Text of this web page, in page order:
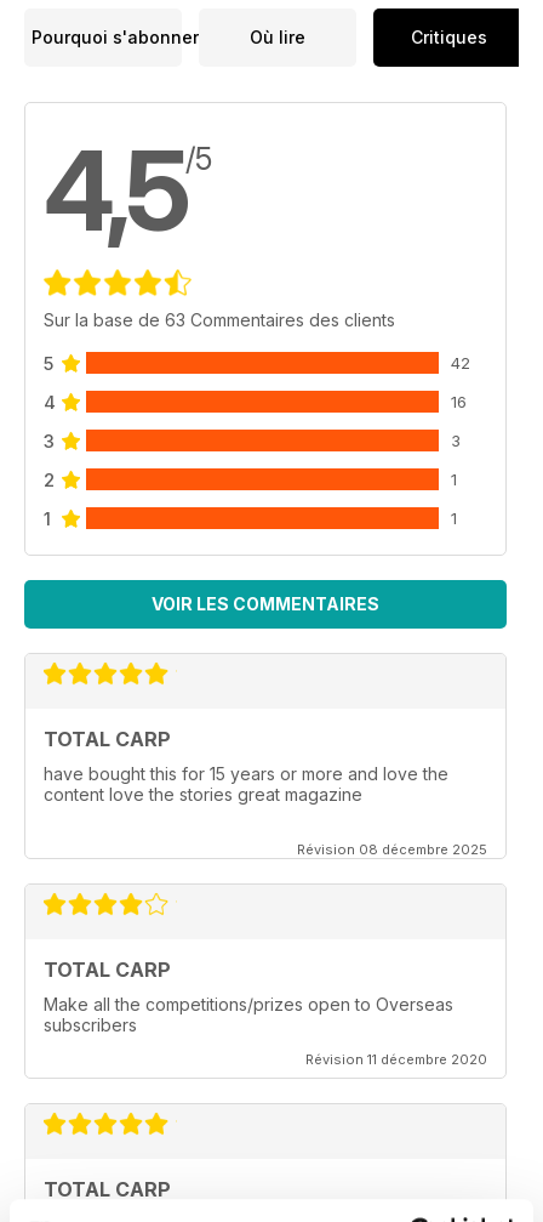
Pourquoi s'abonner Où lire Critiques
4,5/5
Sur la base de 63 Commentaires des clients
5 42
4 16
3 3
2 1
1 1
VOIR LES COMMENTAIRES
TOTAL CARP
have bought this for 15 years or more and love the
content love the stories great magazine
Révision 08 décembre 2025
TOTAL CARP
Make all the competitions/prizes open to Overseas
subscribers
Révision 11 décembre 2020
TOTAL CARP